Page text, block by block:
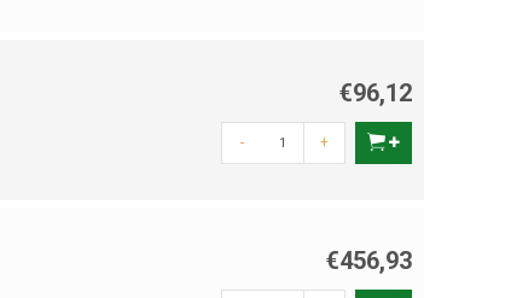
€96,12
- +
€456,93